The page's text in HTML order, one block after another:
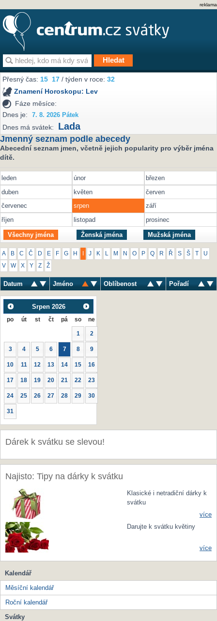
reklama
Přesný čas:15 17 / týden v roce:32
Znamení Horoskopu: Lev
Fáze měsíce:
Dnes je:
7. 8. 2026 Pátek
Dnes má svátek: Lada
Jmenný seznam podle abecedy
Abecední seznam jmen, včetně jejich popularity pro výběr jména
dítě.
leden únor
březen
duben
květen
červen
červenec
srpen
září
říjen
listopad prosinec
Všechny jména Ženská jména Mužská jména
A B C Č D E F G H J K M N O P Q R Ř S Š U
V W X Y Z Ž
Datum Jméno Oblíbenost Pořadí
Srpen 2026
po út st čt pá so ne
1 2
3 4 5 6 7 8 9
10 11 12 13 14 15 16
17 18 19 20 21 22 23
24 25 26 27 28 29 30
31
Dárek k svátku se slevou!
Najisto: Tipy na dárky k svátku
Klasické i netradiční dárky k
svátku
více
Darujte k svátku květiny
více
Kalendář
Měsíční kalendář
Roční kalendář
Svátky